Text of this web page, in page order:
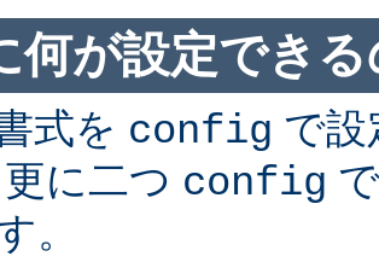
何が設定でき
式を config で設
に二つ config
。